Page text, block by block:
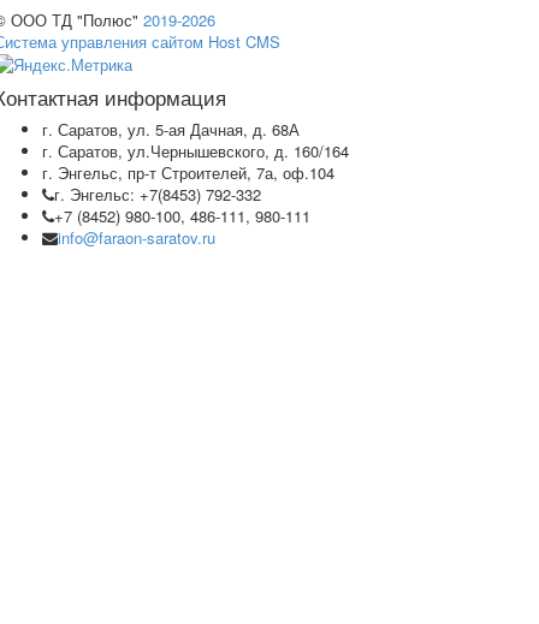
ООО ТД "Полюс" 2019-2026
управления сайтом Host CMS
информация
г. Саратов, ул. 5-ая Дачная, д. 68А
г. Саратов, ул.Чернышевского, д. 160/164
г. Энгельс, пр-т Строителей, 7а, оф.104
г. Энгельс: +7(8453) 792-332
+7 (8452) 980-100, 486-111, 980-111
info@faraon-saratov.ru